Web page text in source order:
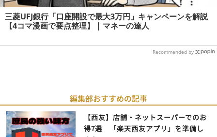
三菱UFJ銀行「口座開設で最大3万円」キャンペーンを解説
【4コマ漫画で要点整理】 | マネーの達人
Recommended by
編集部おすすめの記事
【西友】店舗・ネットスーパーでのお
得7選 「楽天西友アプリ」を準備し